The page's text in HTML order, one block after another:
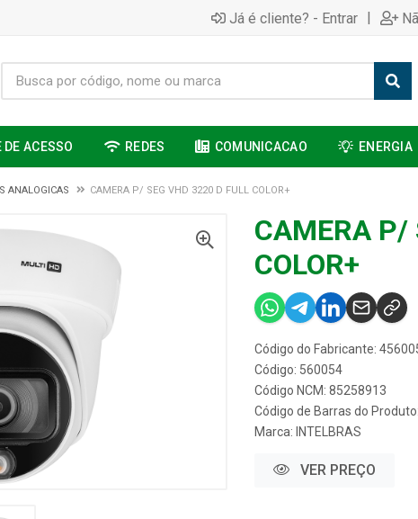
Já é cliente? - Entrar |
DE ACESSO REDES COMUNICACAO ENERGIA
ANALOGICAS CAMERA P/ SEG VHD 3220 D FULL COLOR+
CAMERA P/
COLOR+
Código do Fabricante:
Código: 560054
Código NCM: 85258913
Código de Barras do
Marca: INTELBRAS
VER PREÇO